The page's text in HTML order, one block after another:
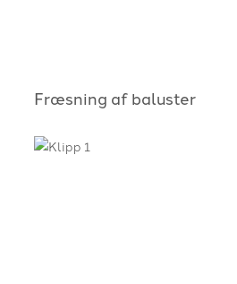
Fræsning af baluster